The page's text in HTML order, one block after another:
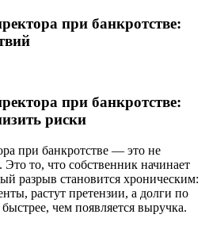
при банкротстве:
при банкротстве:
риски
при банкротстве — это не
то, что собственник начинает
разрыв становится хроническим:
растут претензии, а долги по
чем появляется выручка.